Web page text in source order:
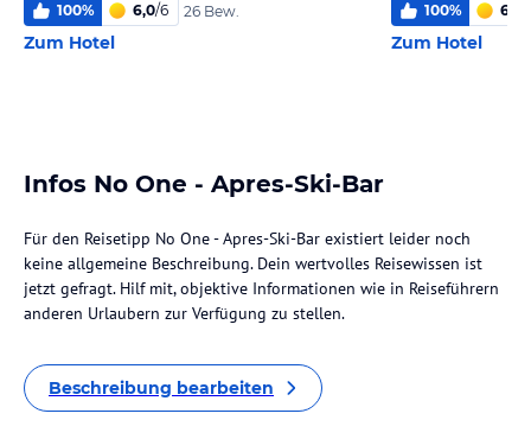
100% 6,0/6 26 Bew.
Zum Hotel
100% 6,0
Zum Hotel
Infos No One - Apres-Ski-Bar
Für den Reisetipp No One - Apres-Ski-Bar existiert leider noch
keine allgemeine Beschreibung. Dein wertvolles Reisewissen ist
jetzt gefragt. Hilf mit, objektive Informationen wie in Reiseführern
anderen Urlaubern zur Verfügung zu stellen.
Beschreibung bearbeiten